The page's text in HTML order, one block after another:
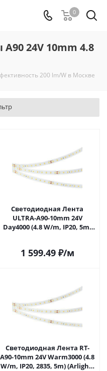
0
24V 10mm 4.8
200 lm/W в Москве
Светодиодная Лента
ULTRA-A90-10mm 24V
Day4000 (4.8 W/m, IP20, 5m)
1 599.49₽/м
Светодиодная Лента RT-
A90-10mm 24V Warm3000 (4.8
W/m, IP20, 2835, 5m) (Arlight,